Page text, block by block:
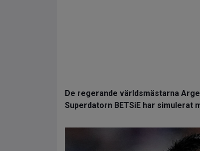
De regerande världsmästarna
Superdatorn BETSiE har